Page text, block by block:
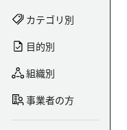
カテゴリ別
目的別
組織別
事業者の方